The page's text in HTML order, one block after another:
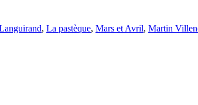
, La pastèque, Mars et Avril, Martin